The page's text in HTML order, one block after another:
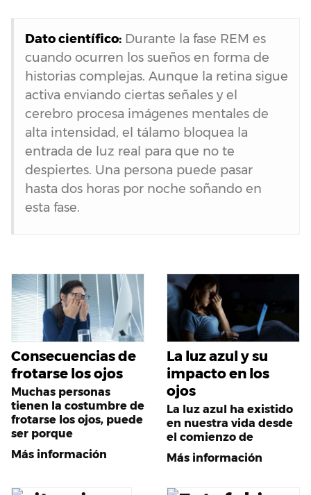
Dato científico: Durante la fase REM es
cuando ocurren los sueños en forma de
historias complejas. Aunque la retina sigue
activa enviando ciertas señales y el
cerebro procesa imágenes mentales de
alta intensidad, el tálamo bloquea la
entrada de luz real para que no te
despiertes. Una persona puede pasar
hasta dos horas por noche soñando en
esta fase.
Consecuencias de
frotarse los ojos
Muchas personas
tienen la costumbre de
frotarse los ojos, puede
ser porque
Más información
La luz azul y su
impacto en los
ojos
La luz azul ha existido
en nuestra vida desde
el comienzo de
Más información